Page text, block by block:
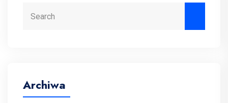
Archiwa